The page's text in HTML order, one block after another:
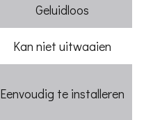
Geluidloos
Kan niet uitwaaien
Eenvoudig te installeren